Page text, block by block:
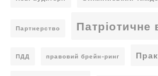
Партнерство Патріотичне
ПДД правовий брейн-ринг